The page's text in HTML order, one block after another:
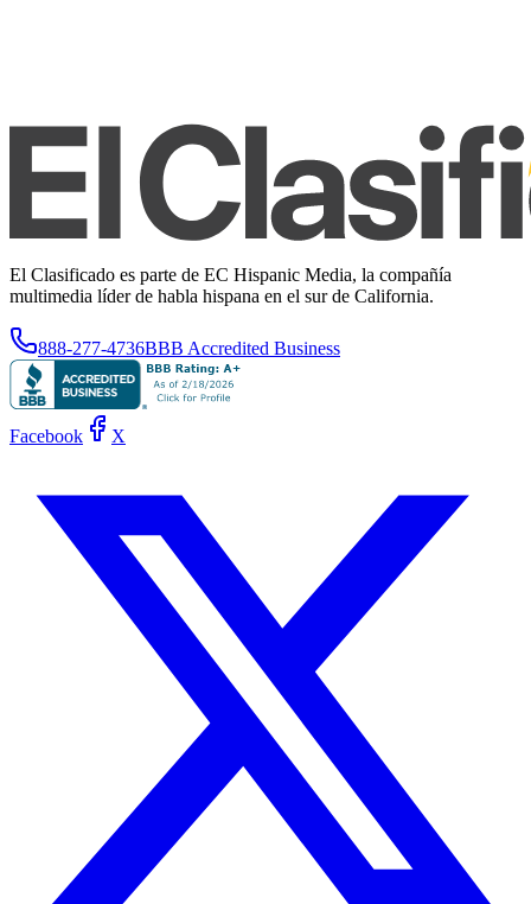
El Clasificado es parte de EC Hispanic Media, la compañía
multimedia líder de habla hispana en el sur de California.
888-277-4736BBB Accredited Business
Facebook X